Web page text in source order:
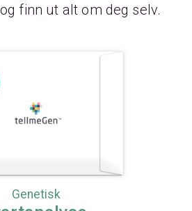
finn ut alt om deg selv.
Genetisk